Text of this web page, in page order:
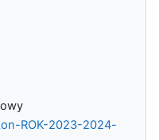
ROK-2023-2024-